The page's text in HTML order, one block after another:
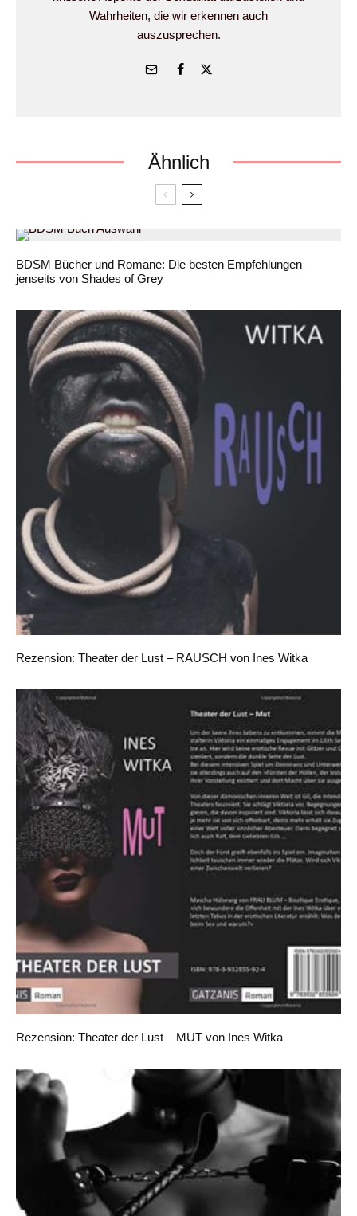
Wahrheiten, die wir erkennen auch
auszusprechen.
Ähnlich
BDSM Bücher und Romane: Die besten Empfehlungen
jenseits von Shades of Grey
Rezension: Theater der Lust – RAUSCH von Ines Witka
Rezension: Theater der Lust – MUT von Ines Witka